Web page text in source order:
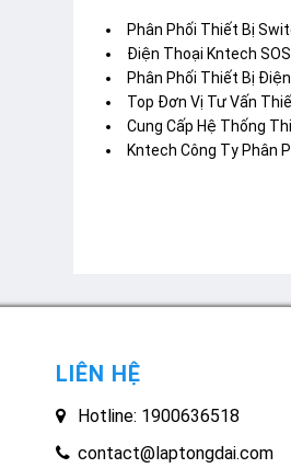
Phân Phối Thiết Bị
Điện Thoại Kntech
Phân Phối Thiết Bị
Top Đơn Vị Tư Vấn
Cung Cấp Hệ Thống
Kntech Công Ty Phân
LIÊN HỆ
Hotline: 1900636518
contact@laptongdai.com